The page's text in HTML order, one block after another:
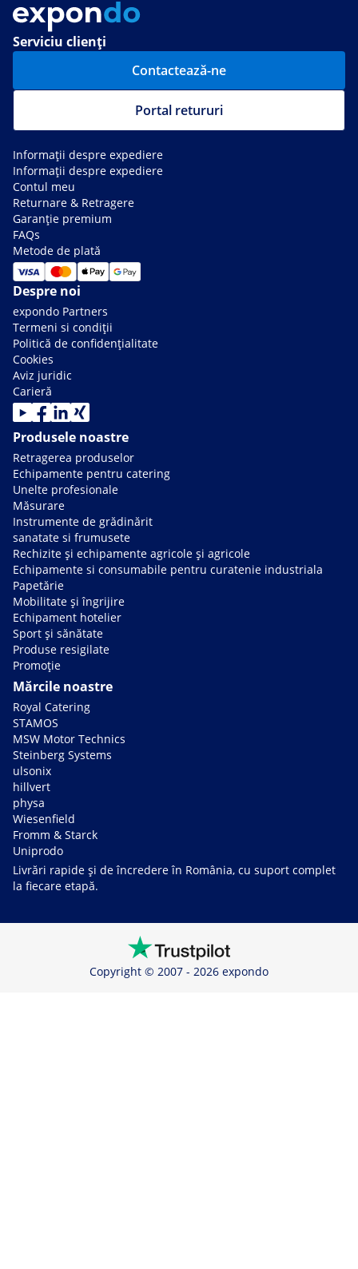
Serviciu clienți
Contactează-ne
Portal retururi
Informații despre expediere
Informații despre expediere
Contul meu
Returnare & Retragere
Garanție premium
FAQs
Metode de plată
Despre noi
expondo Partners
Termeni si condiții
Politică de confidențialitate
Cookies
Aviz juridic
Carieră
Produsele noastre
Retragerea produselor
Echipamente pentru catering
Unelte profesionale
Măsurare
Instrumente de grădinărit
sanatate si frumusete
Rechizite și echipamente agricole și agricole
Echipamente si consumabile pentru curatenie industriala
Papetărie
Mobilitate și îngrijire
Echipament hotelier
Sport și sănătate
Produse resigilate
Promoție
Mărcile noastre
Royal Catering
STAMOS
MSW Motor Technics
Steinberg Systems
ulsonix
hillvert
physa
Wiesenfield
Fromm & Starck
Uniprodo
Livrări rapide și de încredere în România, cu suport complet
la fiecare etapă.
Copyright © 2007 - 2026 expondo